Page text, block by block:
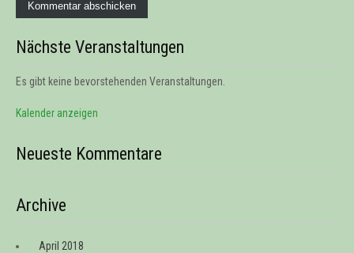
Nächste Veranstaltungen
Es gibt keine bevorstehenden Veranstaltungen.
Kalender anzeigen
Neueste Kommentare
Archive
April 2018